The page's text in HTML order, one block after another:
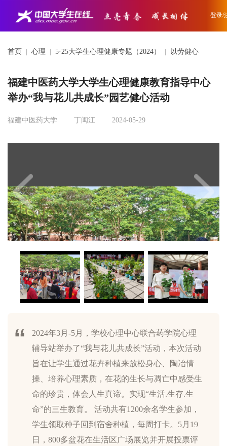
登录/
首页 心理 5·25大学生心理健康专题（2024） 以劳健心
福建中医药大学大学生心理健康教育指导中心
举办“我与花儿共成长”园艺健心活动
福建中医药大学 丁闽江 2024-05-29
2024年3月-5月，学校心理中心联合药学院心理
辅导站举办了“我与花儿共成长”活动，本次活动
旨在让学生通过花卉种植来放松身心、陶冶情
操、培养心理素质，在花的生长与凋亡中感受生
命的珍贵，体会人生真谛。实现“生活.生存.生
命”的三生教育。 活动共有1200余名学生参加，
学生领取种子回到宿舍种植，每周打卡。5月19
日，800多盆花在生活区广场展览并开展投票评